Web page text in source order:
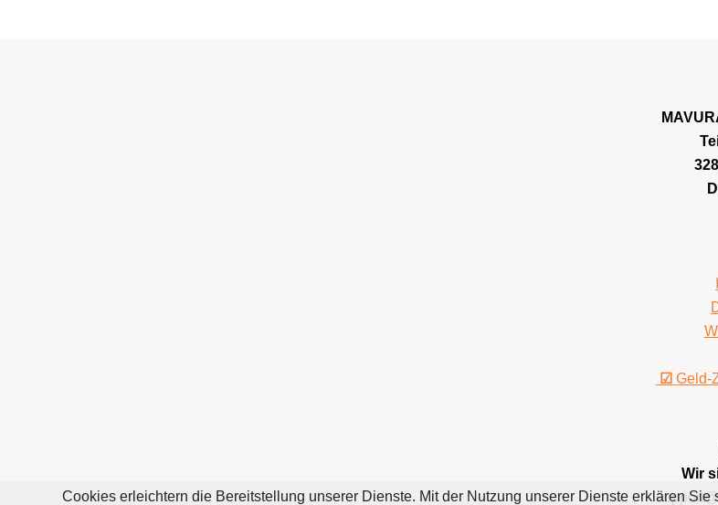
☑ Geld-
Wir
Cookies erleichtern die Bereitstellung unserer Dienste. Mit der Nutzung unserer Dienste erklären